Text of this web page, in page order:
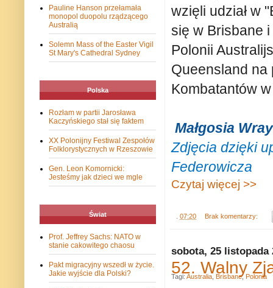
wzięli udział w
się w Brisbane
Polonii
Queensland na
Kombatantów
Małgosia Wray
Zdjęcia dzięki
Federowicza
Czytaj więcej >>
07:20 Brak komentarzy:
sobota, 25 listopada
52. Walny
Tagi: Australia Brisbane, Polonia
Pauline Hanson przełamała
monopol duopolu rządzącego
Australią
Solemn Mass of the Easter Vigil
St Mary's Cathedral Sydney
Polska
Rozłam w partii Jarosława
Kaczyńskiego stał się faktem
XX Polonijny Festiwal Zespołów
Folklorystycznych w Rzeszowie
Gen. Leon Komornicki:
Jesteśmy jak dzieci we mgle
Świat
Prof. Jeffrey Sachs: NATO w
stanie cakowitego chaosu
Pakt migracyjny wszedł w życie.
Jakie wyjście dla Polski?